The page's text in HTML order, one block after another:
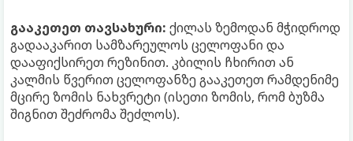
გააკეთეთ თავსახური: ქილას ზემოდან მჭიდროდ
გადააკარით სამზარეულოს ცელოფანი და
დააფიქსირეთ რეზინით. კბილის ჩხირით ან
კალმის წვერით ცელოფანზე გააკეთეთ რამდენიმე
მცირე ზომის ნახვრეტი (ისეთი ზომის, რომ ბუზმა
შიგნით შეძრომა შეძლოს).